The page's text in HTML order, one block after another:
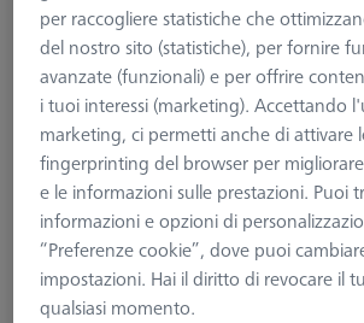
638,13 €
più IVA
Disponibile
per raccogliere statistiche che
del nostro sito (statistiche), per fornire
avanzate (funzionali) e per offrire
i tuoi interessi (marketing). Accettando
marketing, ci permetti anche di attivare
fingerprinting del browser per
e le informazioni sulle prestazioni. Puoi
informazioni e opzioni di
“Preferenze cookie”, dove puoi
impostazioni. Hai il diritto di revocare il
qualsiasi momento.